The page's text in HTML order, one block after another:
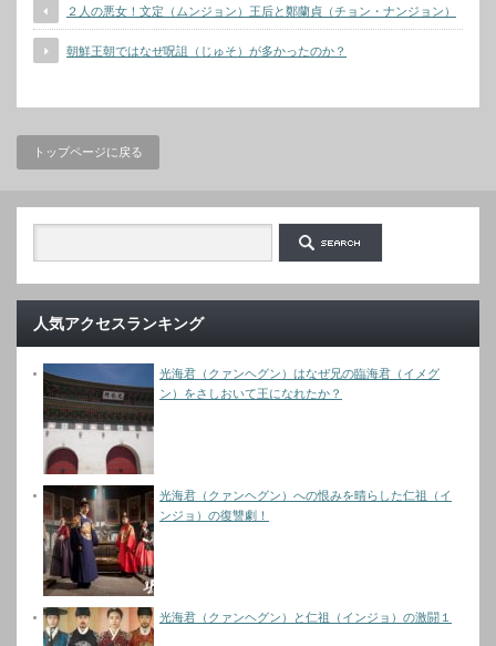
２人の悪女！文定（ムンジョン）王后と鄭蘭貞（チョン・ナンジョン）
朝鮮王朝ではなぜ呪詛（じゅそ）が多かったのか？
トップページに戻る
人気アクセスランキング
光海君（クァンヘグン）はなぜ兄の臨海君（イメグ
ン）をさしおいて王になれたか？
光海君（クァンヘグン）への恨みを晴らした仁祖（イ
ンジョ）の復讐劇！
光海君（クァンヘグン）と仁祖（インジョ）の激闘１